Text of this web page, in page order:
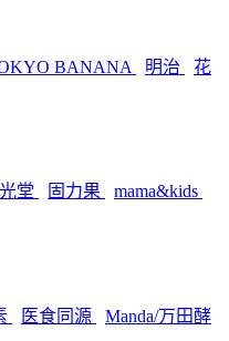
BANANA 明治
花
堂 固力果
mama&kids
医食同源
Manda/万田酵